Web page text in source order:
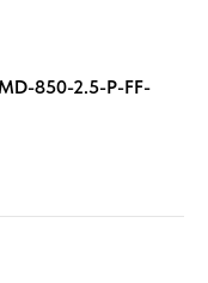
850-2.5-P-FF-